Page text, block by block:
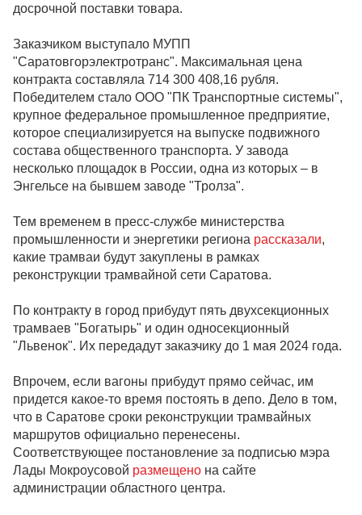
досрочной поставки товара.
Заказчиком выступало МУПП
"Саратовгорэлектротранс". Максимальная цена
контракта составляла 714 300 408,16 рубля.
Победителем стало ООО "ПК Транспортные системы",
крупное федеральное промышленное предприятие,
которое специализируется на выпуске подвижного
состава общественного транспорта. У завода
несколько площадок в России, одна из которых – в
Энгельсе на бывшем заводе "Тролза".
Тем временем в пресс-службе министерства
промышленности и энергетики региона рассказали,
какие трамваи будут закуплены в рамках
реконструкции трамвайной сети Саратова.
По контракту в город прибудут пять двухсекционных
трамваев "Богатырь" и один односекционный
"Львенок". Их передадут заказчику до 1 мая 2024 года.
Впрочем, если вагоны прибудут прямо сейчас, им
придется какое-то время постоять в депо. Дело в том,
что в Саратове сроки реконструкции трамвайных
маршрутов официально перенесены.
Соответствующее постановление за подписью мэра
Лады Мокроусовой размещено на сайте
администрации областного центра.